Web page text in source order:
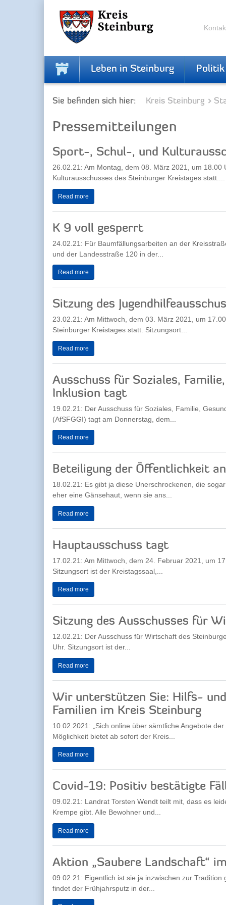
Leben in Steinburg Politik
Sie befinden sich hier: Kreis Steinburg
Pressemitteilungen
Sport-, Schul-, und
26.02.21: Am Montag, dem 08. März 2021, um
Kulturausschusses des Steinburger Kreistages statt....
Read more
K 9 voll gesperrt
24.02.21: Für Baumfällungsarbeiten an der
und der Landesstraße 120 in der...
Read more
Sitzung des
23.02.21: Am Mittwoch, dem 03. März 2021, um
Steinburger Kreistages statt. Sitzungsort...
Read more
Ausschuss für Soziales,
Inklusion tagt
19.02.21: Der Ausschuss für Soziales, Familie,
(AfSFGGI) tagt am Donnerstag, dem...
Read more
Beteiligung der Öffentlichkeit
18.02.21: Es gibt ja diese Unerschrockenen, die
eher eine Gänsehaut, wenn sie ans...
Read more
Hauptausschuss tagt
17.02.21: Am Mittwoch, dem 24. Februar 2021, um
Sitzungsort ist der Kreistagssaal,...
Read more
Sitzung des Ausschusses für
12.02.21: Der Ausschuss für Wirtschaft des
Uhr. Sitzungsort ist der...
Read more
Wir unterstützen Sie: Hilfs-
Familien im Kreis Steinburg
10.02.2021: „Sich online über sämtliche Angebote
Möglichkeit bietet ab sofort der Kreis...
Read more
Covid-19: Positiv bestätigte
09.02.21: Landrat Torsten Wendt teilt mit, dass es
Krempe gibt. Alle Bewohner und...
Read more
Aktion „Saubere Landschaft“
09.02.21: Eigentlich ist sie ja inzwischen zur Tradition
findet der Frühjahrsputz in der...